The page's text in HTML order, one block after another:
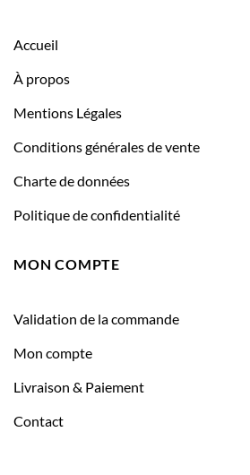
Accueil
À propos
Mentions Légales
Conditions générales de vente
Charte de données
Politique de confidentialité
MON COMPTE
Validation de la commande
Mon compte
Livraison & Paiement
Contact